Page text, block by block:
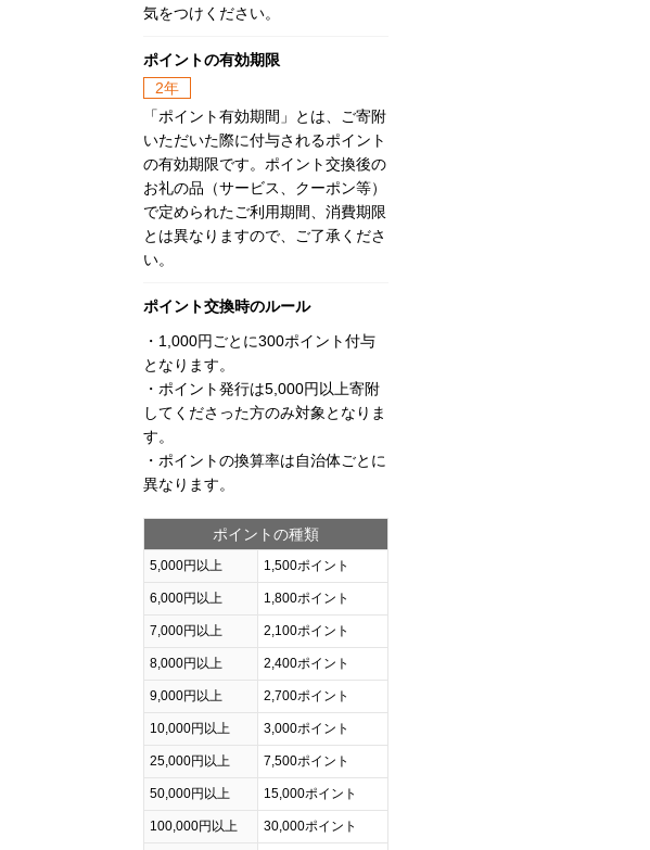
気をつけください。
ポイントの有効期限
2年
「ポイント有効期間」とは、ご寄附
いただいた際に付与されるポイント
の有効期限です。ポイント交換後の
お礼の品（サービス、クーポン等）
で定められたご利用期間、消費期限
とは異なりますので、ご了承くださ
い。
ポイント交換時のルール
・1,000円ごとに300ポイント付与
となります。
・ポイント発行は5,000円以上寄附
してくださった方のみ対象となりま
す。
・ポイントの換算率は自治体ごとに
異なります。
ポイントの種類
5,000円以上 1,500ポイント
6,000円以上 1,800ポイント
7,000円以上 2,100ポイント
8,000円以上 2,400ポイント
9,000円以上 2,700ポイント
10,000円以上 3,000ポイント
25,000円以上 7,500ポイント
50,000円以上 15,000ポイント
100,000円以上 30,000ポイント